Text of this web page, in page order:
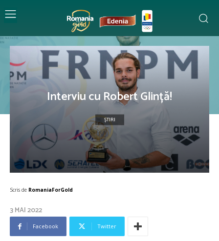
Interviu cu Robert Glință!
ȘTIRI
Scris de RomaniaForGold
3 MAI 2022
Facebook Twitter